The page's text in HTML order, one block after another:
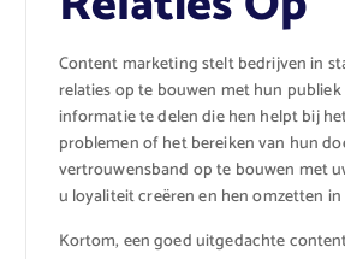
Content marketing stelt bedrijven in
relaties op te bouwen met hun
informatie te delen die hen helpt bij
problemen of het bereiken van hun
vertrouwensband op te bouwen met
u loyaliteit creëren en hen omzetten
Kortom, een goed uitgedachte